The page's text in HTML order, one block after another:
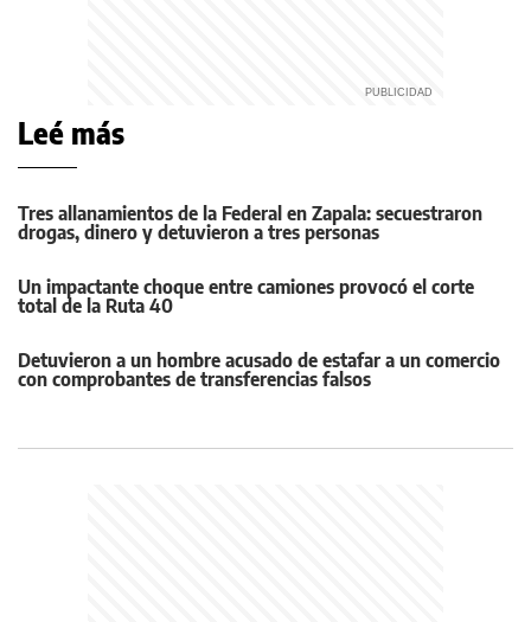
Leé más
Tres allanamientos de la Federal en Zapala: secuestraron
drogas, dinero y detuvieron a tres personas
Un impactante choque entre camiones provocó el corte
total de la Ruta 40
Detuvieron a un hombre acusado de estafar a un comercio
con comprobantes de transferencias falsos